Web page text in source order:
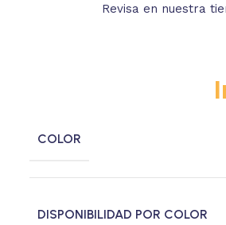
Revisa en nuestra
COLOR
DISPONIBILIDAD POR COLOR